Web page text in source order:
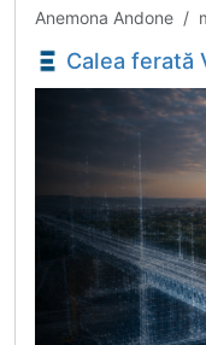
Anemona Andone /
Calea ferată Videle - Orșova: